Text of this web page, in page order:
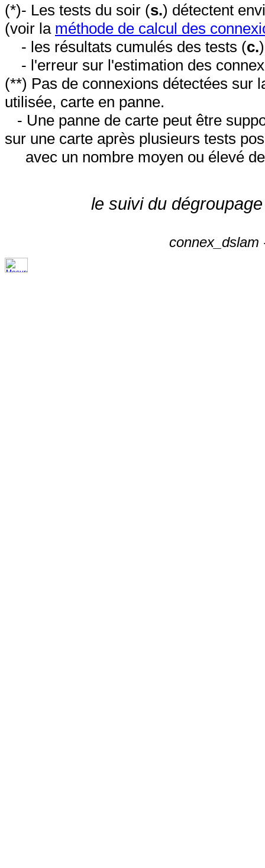
(*)- Les tests du soir (s.) détectent
(voir la méthode de calcul des
- les résultats cumulés des tests (c.
- l'erreur sur l'estimation des
(**) Pas de connexions détectées sur
utilisée, carte en panne.
- Une panne de carte peut être
sur une carte après plusieurs tests
avec un nombre moyen ou élevé
le suivi du
connex_dslam